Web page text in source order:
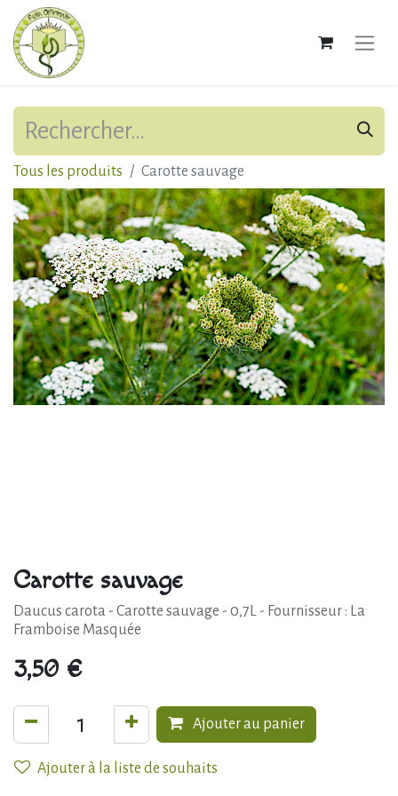
Tous les produits Carotte sauvage
Carotte sauvage
Daucus carota - Carotte sauvage - 0,7L - Fournisseur : La
Framboise Masquée
3,50€
Ajouter au panier
Ajouter à la liste de souhaits